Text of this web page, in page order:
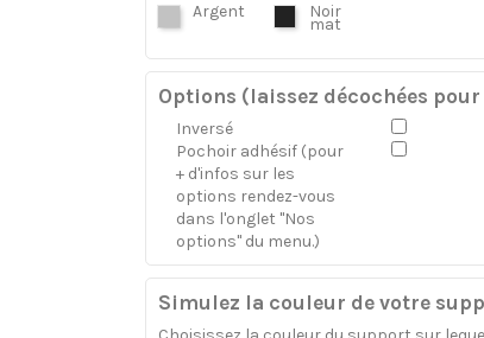
Argent Noir
mat
Options (laissez décochées
Inversé
Pochoir adhésif (pour
+ d'infos sur les
options rendez-vous
dans l'onglet "Nos
options" du menu.)
Simulez la couleur de votre